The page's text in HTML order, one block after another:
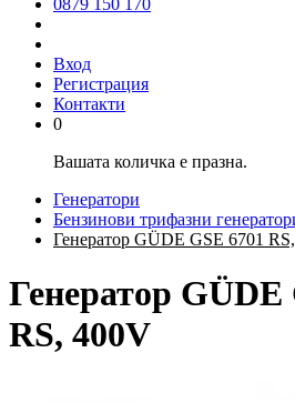
Вход
Регистрация
Контакти
0
Вашата количка е празна.
Генератори
Бензинови трифазни
Генератор GÜDE GSE 6701
Генератор GÜDE
RS, 400V